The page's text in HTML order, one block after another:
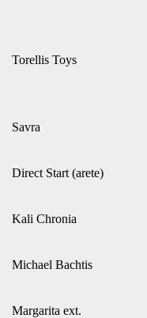
Torellis Toys
Savra
Direct Start (arete)
Kali Chronia
Michael Bachtis
Margarita ext.